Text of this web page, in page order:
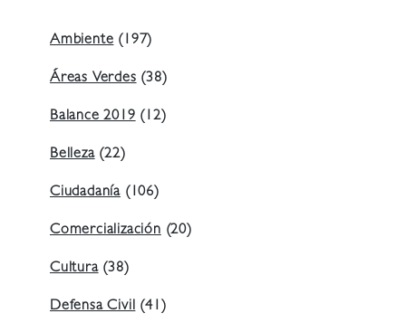
Ambiente(197)
Áreas Verdes(38)
Balance 2019(12)
Belleza(22)
Ciudadanía (106)
Comercialización(20)
Cultura(38)
Defensa Civil(41)